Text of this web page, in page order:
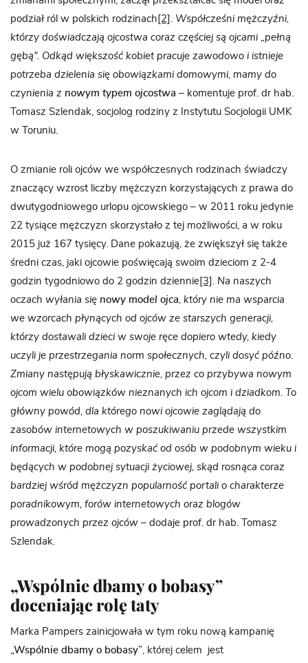
podział ról w polskich rodzinach [2] . Współcześni mężczyźni,
którzy doświadczają ojcostwa coraz częściej są ojcami „pełną
gębą”. Odkąd większość kobiet pracuje zawodowo i istnieje
potrzeba dzielenia się obowiązkami domowymi, mamy do
czynienia z nowym typem ojcostwa – komentuje prof. dr hab.
Tomasz Szlendak, socjolog rodziny z Instytutu Socjologii UMK
w Toruniu.
O zmianie roli ojców we współczesnych rodzinach świadczy
znaczący wzrost liczby mężczyzn korzystających z prawa do
dwutygodniowego urlopu ojcowskiego – w 2011 roku jedynie
22 tysiące mężczyzn skorzystało z tej możliwości, a w roku
2015 już 167 tysięcy. Dane pokazują, że zwiększył się także
średni czas, jaki ojcowie poświęcają swoim dzieciom z 2-4
godzin tygodniowo do 2 godzin dziennie [3] . Na naszych
oczach wyłania się nowy model ojca, który nie ma wsparcia
we wzorcach płynących od ojców ze starszych generacji,
którzy dostawali dzieci w swoje ręce dopiero wtedy, kiedy
uczyli je przestrzegania norm społecznych, czyli dosyć późno.
Zmiany następują błyskawicznie, przez co przybywa nowym
ojcom wielu obowiązków nieznanych ich ojcom i dziadkom. To
główny powód, dla którego nowi ojcowie zaglądają do
zasobów internetowych w poszukiwaniu przede wszystkim
informacji, które mogą pozyskać od osób w podobnym wieku i
będących w podobnej sytuacji życiowej, skąd rosnąca coraz
bardziej wśród mężczyzn popularność portali o charakterze
poradnikowym, forów internetowych oraz blogów
prowadzonych przez ojców – dodaje prof. dr hab. Tomasz
Szlendak.
„Wspólnie dbamy o bobasy”
doceniając rolę taty
Marka Pampers zainicjowała w tym roku nową kampanię
„Wspólnie dbamy o bobasy”, której celem jest